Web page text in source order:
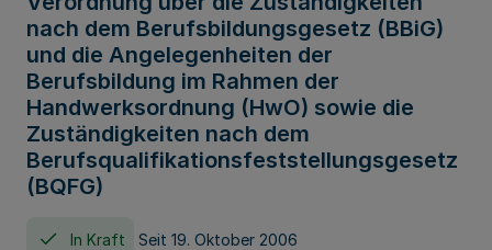
nach dem Berufsbildungsgesetz (BBiG)
und die Angelegenheiten der
Berufsbildung im Rahmen der
Handwerksordnung (HwO) sowie die
Zuständigkeiten nach dem
Berufsqualifikationsfeststellungsgesetz
(BQFG)
In Kraft Seit 19. Oktober 2006